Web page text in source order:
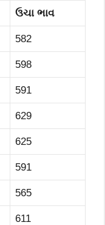
ઉચા ભાવ
582
598
591
629
625
591
565
611